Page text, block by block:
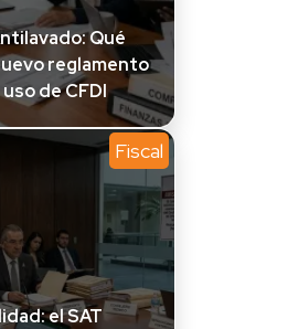
Qué
reglamento
de CFDI
Fiscal
el SAT